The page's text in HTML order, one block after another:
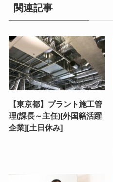
関連記事
【東京都】プラント施工管
理(課長～主任)[外国籍活躍
企業][土日休み]